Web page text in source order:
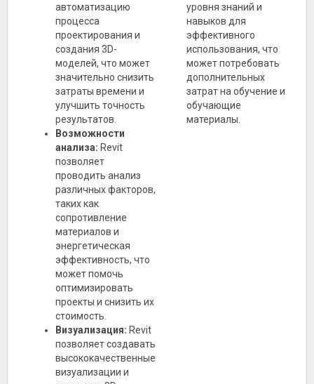
автоматизацию
процесса
проектирования и
создания 3D-
моделей, что может
значительно снизить
затраты времени и
улучшить точность
результатов.
Возможности
анализа: Revit
позволяет
проводить анализ
различных факторов,
таких как
сопротивление
материалов и
энергетическая
эффективность, что
может помочь
оптимизировать
проекты и снизить их
стоимость.
Визуализация: Revit
позволяет создавать
высококачественные
визуализации и
уровня знаний и
навыков для
эффективного
использования, что
может потребовать
дополнительных
затрат на обучение и
обучающие
материалы.